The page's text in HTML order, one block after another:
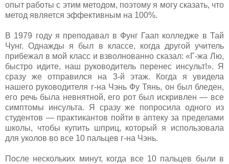
опыт работы с этим методом, поэтому я могу сказать, что
метод является эффективным на 100%.
В 1979 году я преподавал в Фунг Гаап колледже в Тай
Чунг. Однажды я был в классе, когда другой учитель
прибежал в мой класс и взволнованно сказал: «Г-жа Лю,
быстро идите, наш руководитель перенес инсульт!». Я
сразу же отправился на 3-й этаж. Когда я увидела
нашего руководителя г-на Чэнь Фу Тянь, он был бледен,
его речь была невнятной, его рот был искривлен — все
симптомы инсульта. Я сразу же попросила одного из
студентов — практикантов пойти в аптеку за пределами
школы, чтобы купить шприц, который я использовала
для уколов во все 10 пальцев г-на Чэнь.
После нескольких минут, когда все 10 пальцев были в